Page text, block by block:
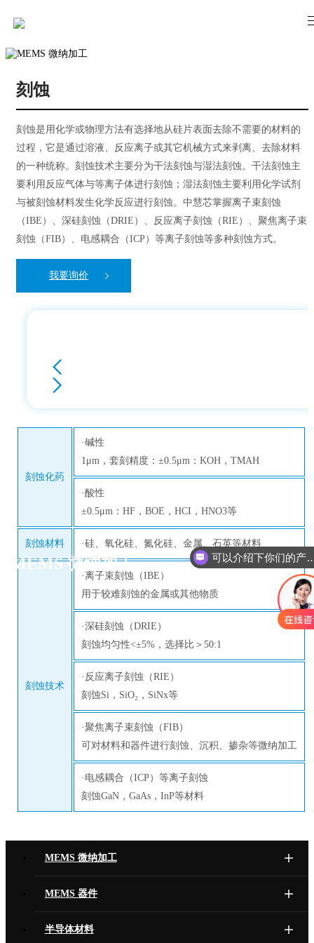
MEMS 微纳加工
刻蚀
刻蚀是用化学或物理方法有选择地从硅片表面去除不需要的材料的
过程，它是通过溶液、反应离子或其它机械方式来剥离、去除材料
的一种统称。刻蚀技术主要分为干法刻蚀与湿法刻蚀。干法刻蚀主
要利用反应气体与等离子体进行刻蚀；湿法刻蚀主要利用化学试剂
与被刻蚀材料发生化学反应进行刻蚀。中慧芯掌握离子束刻蚀
（IBE）、深硅刻蚀（DRIE）、反应离子刻蚀（RIE）、聚焦离子束
刻蚀（FIB）、电感耦合（ICP）等离子刻蚀等多种刻蚀方式。
我要询价
刻蚀化药
·碱性
1μm，套刻精度：±0.5μm：KOH，TMAH
·酸性
±0.5μm：HF，BOE，HCI，HNO3等
刻蚀材料 ·硅、氧化硅、氮化硅、金属、石英等材料
刻蚀技术
·离子束刻蚀（IBE）
用于较难刻蚀的金属或其他物质
·深硅刻蚀（DRIE）
刻蚀均匀性<±5%，选择比＞50:1
·反应离子刻蚀（RIE）
刻蚀Si，SiO₂，SiNx等
·聚焦离子束刻蚀（FIB）
可对材料和器件进行刻蚀、沉积、掺杂等微纳加工
·电感耦合（ICP）等离子刻蚀
刻蚀GaN，GaAs，InP等材料
MEMS 微纳加工
MEMS 器件
半导体材料
可以介绍下你